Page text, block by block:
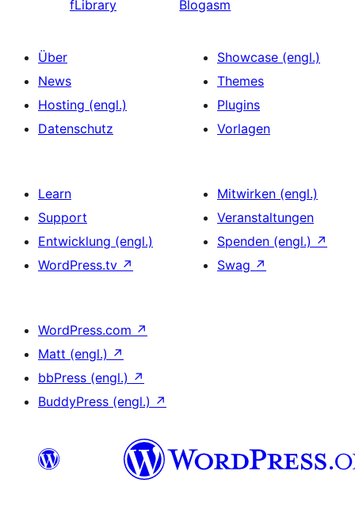
fLibrary
Blogasm
Über
News
Hosting (engl.)
Datenschutz
Showcase (engl.)
Themes
Plugins
Vorlagen
Learn
Support
Entwicklung (engl.)
WordPress.tv ↗
Mitwirken (engl.)
Veranstaltungen
Spenden (engl.) ↗
Swag ↗
WordPress.com ↗
Matt (engl.) ↗
bbPress (engl.) ↗
BuddyPress (engl.) ↗